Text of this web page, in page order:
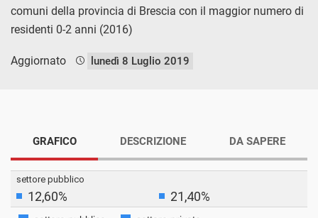
comuni della provincia di Brescia con il maggior numero di
residenti 0-2 anni (2016)
Aggiornato lunedì 8 Luglio 2019
GRAFICO DESCRIZIONE DA SAPERE